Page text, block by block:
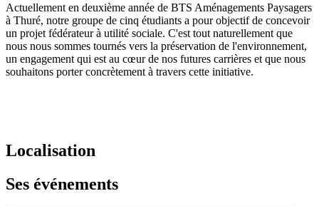
Actuellement en deuxième année de BTS Aménagements Paysagers
à Thuré, notre groupe de cinq étudiants a pour objectif de concevoir
un projet fédérateur à utilité sociale. C'est tout naturellement que
nous nous sommes tournés vers la préservation de l'environnement,
un engagement qui est au cœur de nos futures carrières et que nous
souhaitons porter concrètement à travers cette initiative.
Localisation
Ses événements